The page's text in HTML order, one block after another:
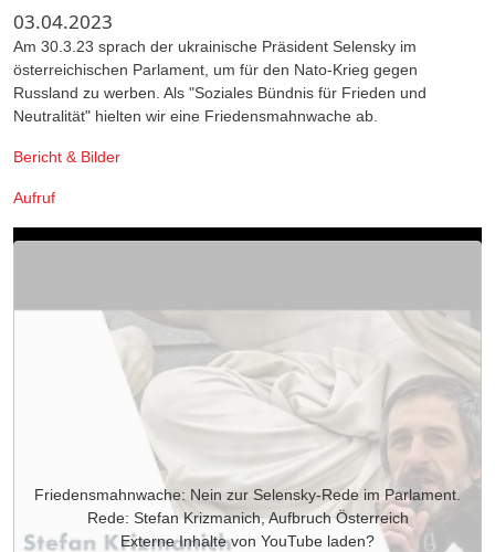
03.04.2023
Am 30.3.23 sprach der ukrainische Präsident Selensky im
österreichischen Parlament, um für den Nato-Krieg gegen
Russland zu werben. Als "Soziales Bündnis für Frieden und
Neutralität" hielten wir eine Friedensmahnwache ab.
Bericht & Bilder
Aufruf
Friedensmahnwache: Nein zur Selensky-Rede im Parlament.
Rede: Stefan Krizmanich, Aufbruch Österreich
Externe Inhalte von YouTube laden?